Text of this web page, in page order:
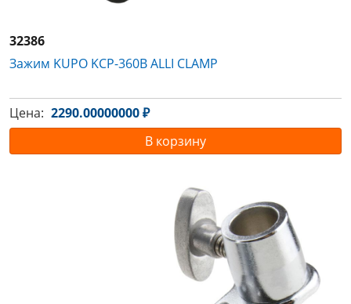
32386
Зажим KUPO KCP-360B ALLI CLAMP
Цена: 2290.00000000 ₽
В корзину